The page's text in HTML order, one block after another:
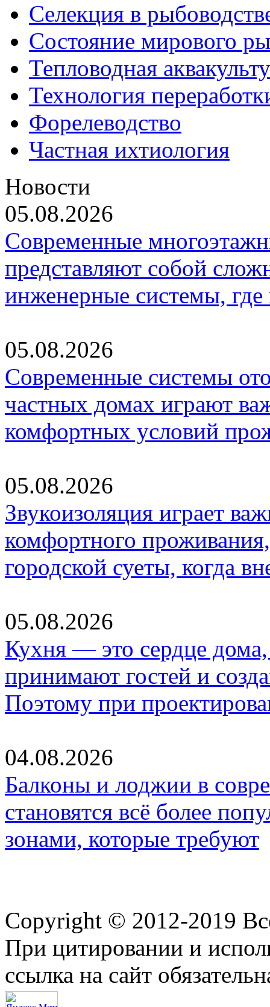
Селекция в
Состояние мирового
Тепловодная
Технология
Форелеводство
Частная ихтиология
Новости
05.08.2026
Современные
представляют собой
инженерные системы,
05.08.2026
Современные системы
частных домах играют
комфортных условий
05.08.2026
Звукоизоляция играет
комфортного
городской суеты, когда
05.08.2026
Кухня — это сердце дома,
принимают гостей и
Поэтому при
04.08.2026
Балконы и лоджии в
становятся всё более
зонами, которые требуют
Copyright © 2012-2019
При цитировании и
ссылка на сайт